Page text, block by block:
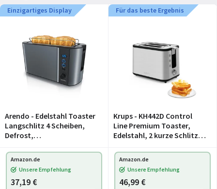
Einzigartiges Display
Arendo - Edelstahl Toaster
Langschlitz 4 Scheiben,
Defrost,
Gehäuse, mit integriertem
Brötchenaufsatz, 1500W,
Krümelschublade, Display,
Cool
Für das beste Ergebnis
Krups - KH442D Control
Line Premium Toaster,
Edelstahl, 2 kurze Schlitze
Brötchenaufsatz, 6
Bräunungsgrade, 850 W,
23.6 x 32.4 x 20.2 cm, Silb
Amazon.de
Unsere Empfehlung
37,19 €
Amazon.de
Unsere Empfehlung
46,99 €